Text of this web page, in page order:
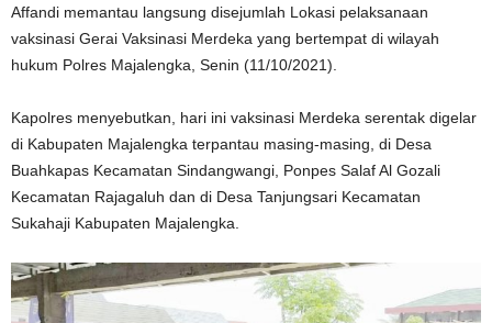
Affandi memantau langsung disejumlah Lokasi pelaksanaan
vaksinasi Gerai Vaksinasi Merdeka yang bertempat di wilayah
hukum Polres Majalengka, Senin (11/10/2021).
Kapolres menyebutkan, hari ini vaksinasi Merdeka serentak digelar
di Kabupaten Majalengka terpantau masing-masing, di Desa
Buahkapas Kecamatan Sindangwangi, Ponpes Salaf Al Gozali
Kecamatan Rajagaluh dan di Desa Tanjungsari Kecamatan
Sukahaji Kabupaten Majalengka.